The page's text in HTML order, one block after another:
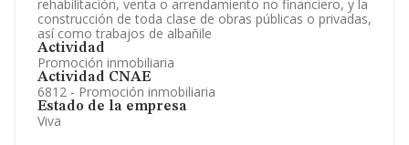
rehabilitación, venta o arrendamiento no financiero, y la
construcción de toda clase de obras públicas o privadas,
así como trabajos de albañile
Actividad
Promoción inmobiliaria
Actividad CNAE
6812 - Promoción inmobiliaria
Estado de la empresa
Viva